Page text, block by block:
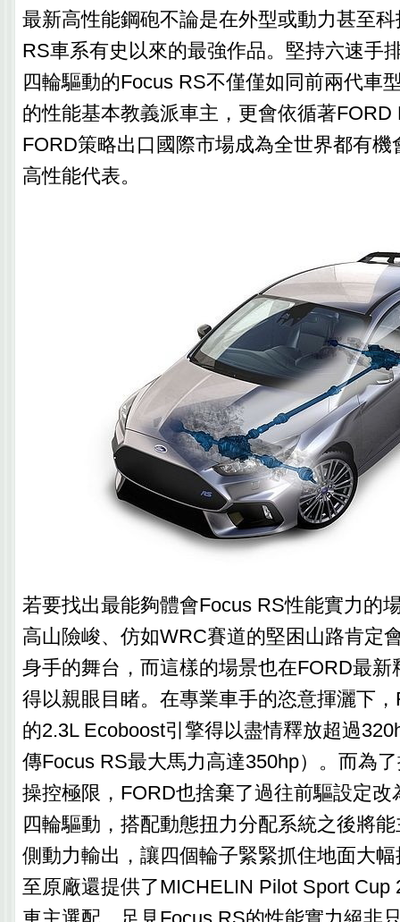
最新高性能鋼砲不論是在外型或動力甚至
RS車系有史以來的最強作品。堅持六速手
四輪驅動的Focus RS不僅僅如同前兩代車
的性能基本教義派車主，更會依循著FORD
FORD策略出口國際市場成為全世界都有機
高性能代表。
若要找出最能夠體會Focus RS性能實力的
高山險峻、仿如WRC賽道的堅困山路肯定
身手的舞台，而這樣的場景也在FORD最新
得以親眼目睹。在專業車手的恣意揮灑下
的2.3L Ecoboost引擎得以盡情釋放超過
傳Focus RS最大馬力高達350hp）。而為
操控極限，FORD也捨棄了過往前驅設定改
四輪驅動，搭配動態扭力分配系統之後將
側動力輸出，讓四個輪子緊緊抓住地面大
至原廠還提供了MICHELIN Pilot Sport Cup